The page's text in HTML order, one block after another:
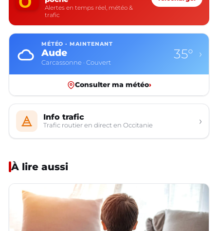
Alertes en temps réel, météo &
trafic
MÉTÉO · MAINTENANT
Aude
Carcassonne · Couvert
35° ›
Consulter ma météo›
Info trafic
Trafic routier en direct en Occitanie ›
À lire aussi